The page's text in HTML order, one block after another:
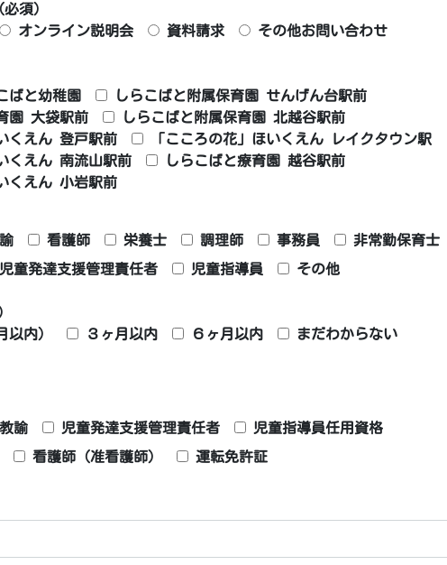
必須)
オンライン説明会 資料請求 その他お問い合わせ
ばと幼稚園
しらこばと附属保育園 せんげん台駅前
園 大袋駅前
しらこばと附属保育園 北越谷駅前
くえん 登戸駅前
「こころの花」ほいくえん レイクタウン駅
くえん 南流山駅前
しらこばと療育園 越谷駅前
くえん 小岩駅前
看護師 栄養士 調理師 事務員
非常勤保育士
児童発達支援管理責任者 児童指導員 その他
以内）
３ヶ月以内 ６ヶ月以内
まだわからない
諭 児童発達支援管理責任者
児童指導員任用資格
看護師（准看護師） 運転免許証